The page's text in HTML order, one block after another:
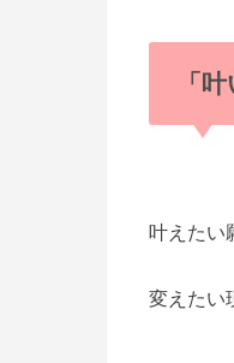
「
叶えたい
変えたい